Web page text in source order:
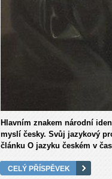
Hlavním znakem národní
myslí česky. Svůj jazykový
článku O jazyku českém v
CELÝ PŘÍSPĚVEK